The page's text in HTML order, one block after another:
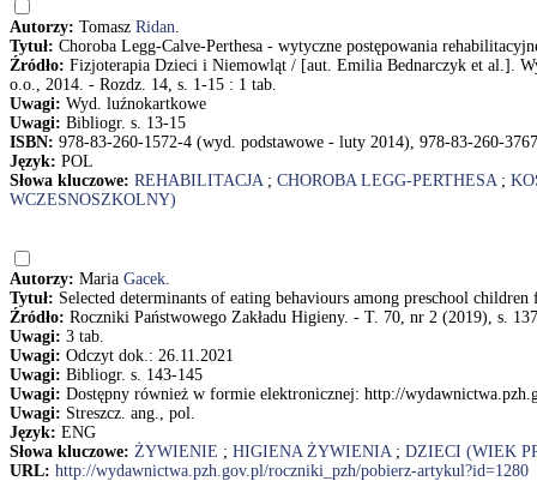
Autorzy: Tomasz Ridan.
Tytuł: Choroba Legg-Calve-Perthesa - wytyczne postępowania
Źródło: Fizjoterapia Dzieci i Niemowląt / [aut. Emilia Bednarczyk et al.].
o.o., 2014. - Rozdz. 14, s. 1-15 : 1 tab.
Uwagi: Wyd. luźnokartkowe
Uwagi: Bibliogr. s. 13-15
ISBN: 978-83-260-1572-4 (wyd. podstawowe - luty 2014), 978-83-260-
Język: POL
Słowa kluczowe: REHABILITACJA; CHOROBA LEGG-PERTHESA;
WCZESNOSZKOLNY)
Autorzy: Maria Gacek.
Tytuł: Selected determinants of eating behaviours among preschool
Źródło: Roczniki Państwowego Zakładu Higieny. - T. 70, nr 2 (2019), s.
Uwagi: 3 tab.
Uwagi: Odczyt dok.: 26.11.2021
Uwagi: Bibliogr. s. 143-145
Uwagi: Dostępny również w formie elektronicznej: http://
Uwagi: Streszcz. ang., pol.
Język: ENG
Słowa kluczowe: ŻYWIENIE ; HIGIENA ŻYWIENIA; DZIECI (WIEK
URL: http://wydawnictwa.pzh.gov.pl/roczniki_pzh/pobierz-artykul?id=1280